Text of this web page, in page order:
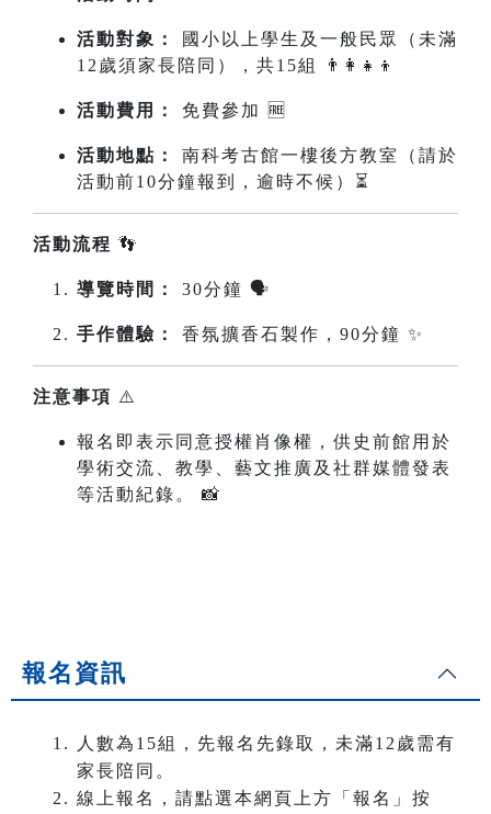
活動對象：
國小以上學生及一般民眾（未滿
12歲須家長陪同），共15組 👨‍👩‍👧‍👦
活動費用： 免費參加 🆓
活動地點：
南科考古館一樓後方教室（請於
活動前10分鐘報到，逾時不候）⏳
活動流程 👣
導覽時間： 30分鐘 🗣️
手作體驗： 香氛擴香石製作，90分鐘 ✨
注意事項 ⚠️
報名即表示同意授權肖像權，供史前館用於
學術交流、教學、藝文推廣及社群媒體發表
等活動紀錄。 📸
報名資訊
人數為15組，先報名先錄取，未滿12歲需有
家長陪同。
線上報名，請點選本網頁上方「報名」按